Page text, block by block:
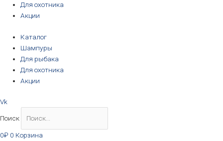
Для охотника
Акции
Каталог
Шампуры
Для рыбака
Для охотника
Акции
Vk
Поиск
0₽ 0 Корзина